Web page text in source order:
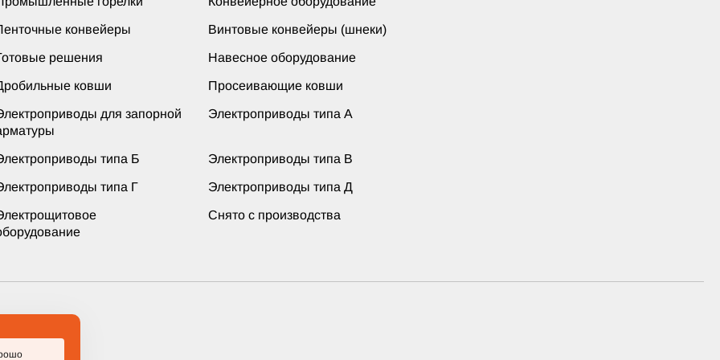
конвейеры Винтовые конвейеры (шнеки)
решения Навесное оборудование
ковши Просеивающие ковши
для запорной
Электроприводы типа А
типа Б Электроприводы типа В
типа Г Электроприводы типа Д
Снято с производства